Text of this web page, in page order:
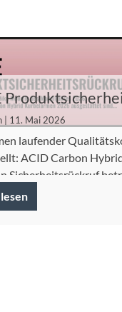
Hybrid
| 11. Mai 2026
laufender
ACID Carbon
Sicherheitsrückruf